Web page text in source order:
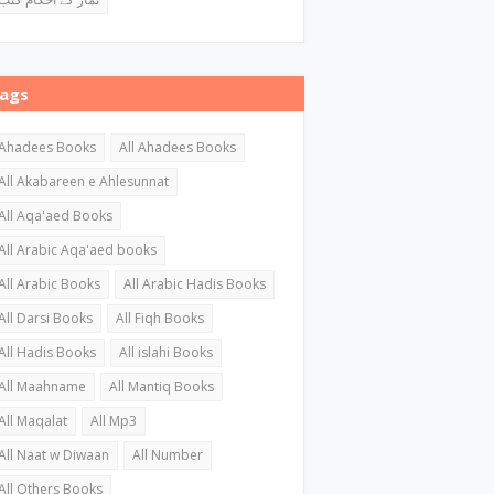
Books
All Ahadees Books
Akabareen e Ahlesunnat
Aqa'aed Books
Arabic Aqa'aed books
Arabic Books
All Arabic Hadis Books
Darsi Books
All Fiqh Books
Hadis Books
All islahi Books
Maahname
All Mantiq Books
Maqalat
All Mp3
Naat w Diwaan
All Number
Others Books